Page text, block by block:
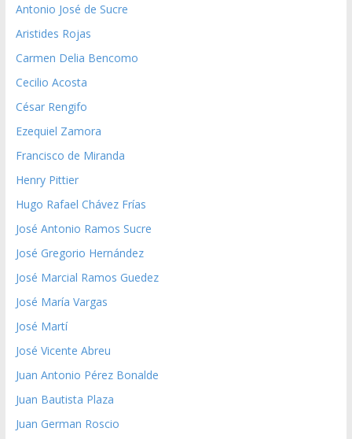
Antonio José de Sucre
Aristides Rojas
Carmen Delia Bencomo
Cecilio Acosta
César Rengifo
Ezequiel Zamora
Francisco de Miranda
Henry Pittier
Hugo Rafael Chávez Frías
José Antonio Ramos Sucre
José Gregorio Hernández
José Marcial Ramos Guedez
José María Vargas
José Martí
José Vicente Abreu
Juan Antonio Pérez Bonalde
Juan Bautista Plaza
Juan German Roscio